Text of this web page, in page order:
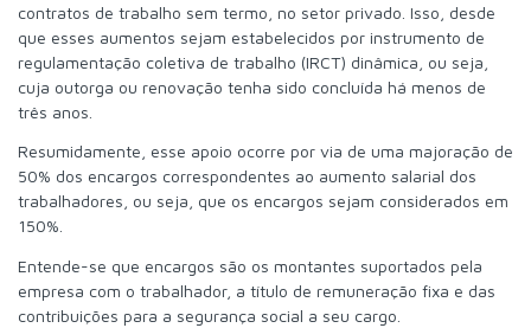
contratos de trabalho sem termo, no setor privado. Isso, desde
que esses aumentos sejam estabelecidos por instrumento de
regulamentação coletiva de trabalho (IRCT) dinâmica, ou seja,
cuja outorga ou renovação tenha sido concluída há menos de
três anos.
Resumidamente, esse apoio ocorre por via de uma majoração de
50% dos encargos correspondentes ao aumento salarial dos
trabalhadores, ou seja, que os encargos sejam considerados em
150%.
Entende-se que encargos são os montantes suportados pela
empresa com o trabalhador, a título de remuneração fixa e das
contribuições para a segurança social a seu cargo.